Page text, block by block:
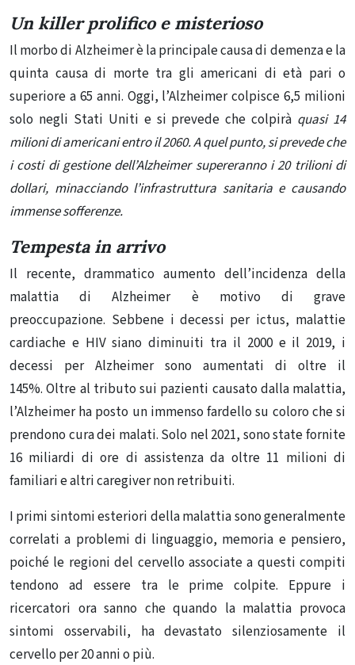
Un killer prolifico e misterioso
Il morbo di Alzheimer è la principale causa di demenza e la
quinta causa di morte tra gli americani di età pari o
superiore a 65 anni. Oggi, l’Alzheimer colpisce 6,5 milioni
solo negli Stati Uniti e si prevede che colpirà quasi 14
milioni di americani entro il 2060. A quel punto, si prevede che
i costi di gestione dell’Alzheimer supereranno i 20 trilioni di
dollari, minacciando l’infrastruttura sanitaria e causando
immense sofferenze.
Tempesta in arrivo
Il recente, drammatico aumento dell’incidenza della
malattia di Alzheimer è motivo di grave
preoccupazione. Sebbene i decessi per ictus, malattie
cardiache e HIV siano diminuiti tra il 2000 e il 2019, i
decessi per Alzheimer sono aumentati di oltre il
145%. Oltre al tributo sui pazienti causato dalla malattia,
l’Alzheimer ha posto un immenso fardello su coloro che si
prendono cura dei malati. Solo nel 2021, sono state fornite
16 miliardi di ore di assistenza da oltre 11 milioni di
familiari e altri caregiver non retribuiti.
I primi sintomi esteriori della malattia sono generalmente
correlati a problemi di linguaggio, memoria e pensiero,
poiché le regioni del cervello associate a questi compiti
tendono ad essere tra le prime colpite. Eppure i
ricercatori ora sanno che quando la malattia provoca
sintomi osservabili, ha devastato silenziosamente il
cervello per 20 anni o più.